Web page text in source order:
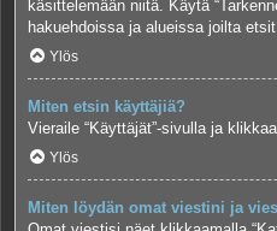
käsittelemään niitä. Käytä
hakuehdoissa ja alueissa joilta
Ylös
Miten etsin käyttäjiä?
Vieraile “Käyttäjät”-sivulla ja
Ylös
Miten löydän omat viestini ja